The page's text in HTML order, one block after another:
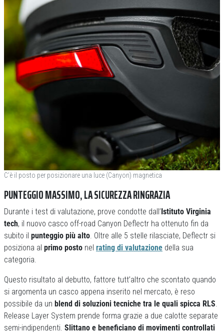
C’è il posto per posizionare una luce (Canyon) magnetica
PUNTEGGIO MASSIMO, LA SICUREZZA RINGRAZIA
Durante i test di valutazione, prove condotte dall’Istituto Virginia
tech, il nuovo casco off-road Canyon Deflectr ha ottenuto fin da
subito il punteggio più alto. Oltre alle 5 stelle rilasciate, Deflectr si
posiziona al primo posto nel rating di valutazione della sua
categoria.
Questo risultato al debutto, fattore tutt’altro che scontato quando
si argomenta un casco appena inserito nel mercato, è reso
possibile da un blend di soluzioni tecniche tra le quali spicca RLS.
Release Layer System prende forma grazie a due calotte separate
semi-indipendenti. Slittano e beneficiano di movimenti controllati